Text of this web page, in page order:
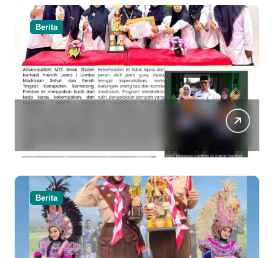
Berita
Berita